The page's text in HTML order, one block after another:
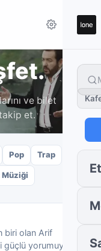
ve bilet
et.
Pop Trap
Müziği
biri olan Arif
güçlü yorumuyla